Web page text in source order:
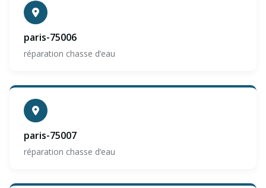
paris-75006
réparation chasse d’eau
paris-75007
réparation chasse d’eau